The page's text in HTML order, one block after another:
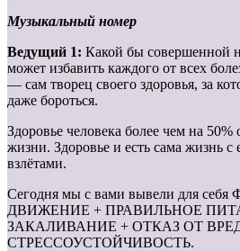
Музыкальный номер
Ведущий 1: Какой бы совершенной
может избавить каждого от всех
— сам творец своего здоровья, за
даже бороться.
Здоровье человека более чем на 50%
жизни. Здоровье и есть сама жизнь с
взлётами.
Сегодня мы с вами вывели для
ДВИЖЕНИЕ + ПРАВИЛЬНОЕ
ЗАКАЛИВАНИЕ + ОТКАЗ ОТ
СТРЕССОУСТОЙЧИВОСТЬ.